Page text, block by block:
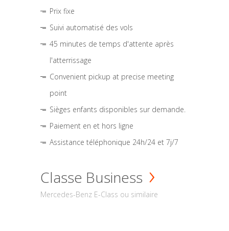
Prix fixe
Suivi automatisé des vols
45 minutes de temps d'attente après
l'atterrissage
Convenient pickup at precise meeting
point
Sièges enfants disponibles sur demande.
Paiement en et hors ligne
Assistance téléphonique 24h/24 et 7j/7
Classe Business
Mercedes-Benz E-Class ou similaire